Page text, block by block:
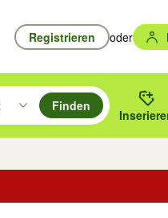
Registrieren oder
durchsuchen und mit
um zu suchen, oder
des gewählten Orts oder
Finden